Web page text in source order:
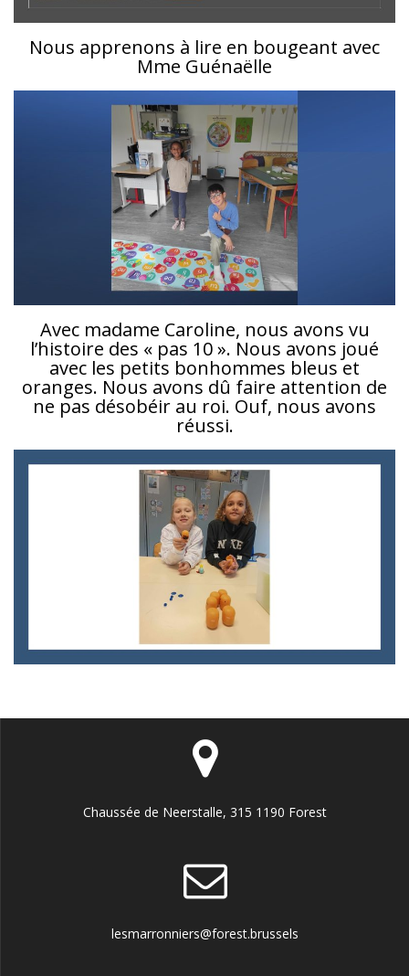
Nous apprenons à lire en bougeant avec
Mme Guénaëlle
Avec madame Caroline, nous avons vu
l’histoire des « pas 10 ». Nous avons joué
avec les petits bonhommes bleus et
oranges. Nous avons dû faire attention de
ne pas désobéir au roi. Ouf, nous avons
réussi.
Chaussée de Neerstalle, 315 1190 Forest
lesmarronniers@forest.brussels